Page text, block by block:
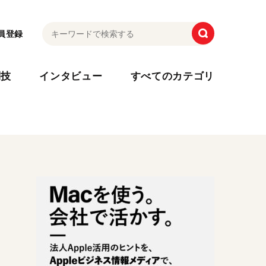
登録
インタビュー すべてのカテゴリ